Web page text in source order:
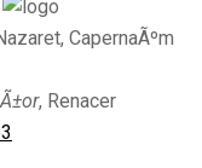
CapernaÃºm
, Renacer